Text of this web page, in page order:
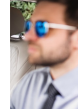
Mentions légales
Privacy